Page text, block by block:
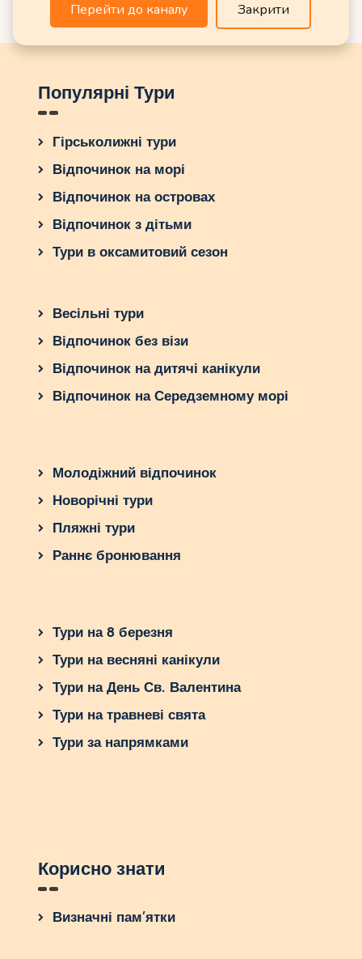
Популярні Тури
Гірськолижні тури
Відпочинок на морі
Відпочинок на островах
Відпочинок з дітьми
Тури в оксамитовий сезон
Весільні тури
Відпочинок без візи
Відпочинок на дитячі канікули
Відпочинок на Середземному морі
Молодіжний відпочинок
Новорічні тури
Пляжні тури
Раннє бронювання
Тури на 8 березня
Тури на весняні канікули
Тури на День Св. Валентина
Тури на травневі свята
Тури за напрямками
Корисно знати
Визначні пам’ятки
Перейти до каналу Закрити